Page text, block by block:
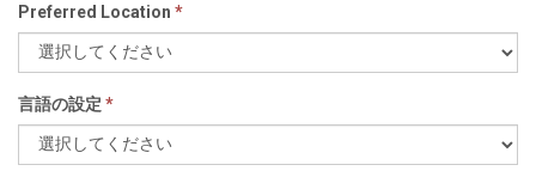
Preferred Location *
言語の設定 *